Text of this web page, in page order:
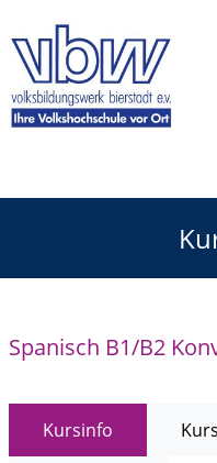
Spanisch B1/B2
Kursinfo